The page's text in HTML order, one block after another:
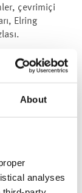
About
analyses
çevrimiçi
Elring
ve onların
sahiptir.
ek olarak